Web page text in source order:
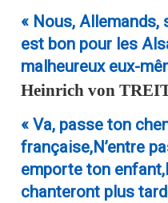
« Nous, Allemands,
est bon pour les
malheureux eux-
Heinrich von
« Va, passe ton
française,N’entre
emporte ton
chanteront plus